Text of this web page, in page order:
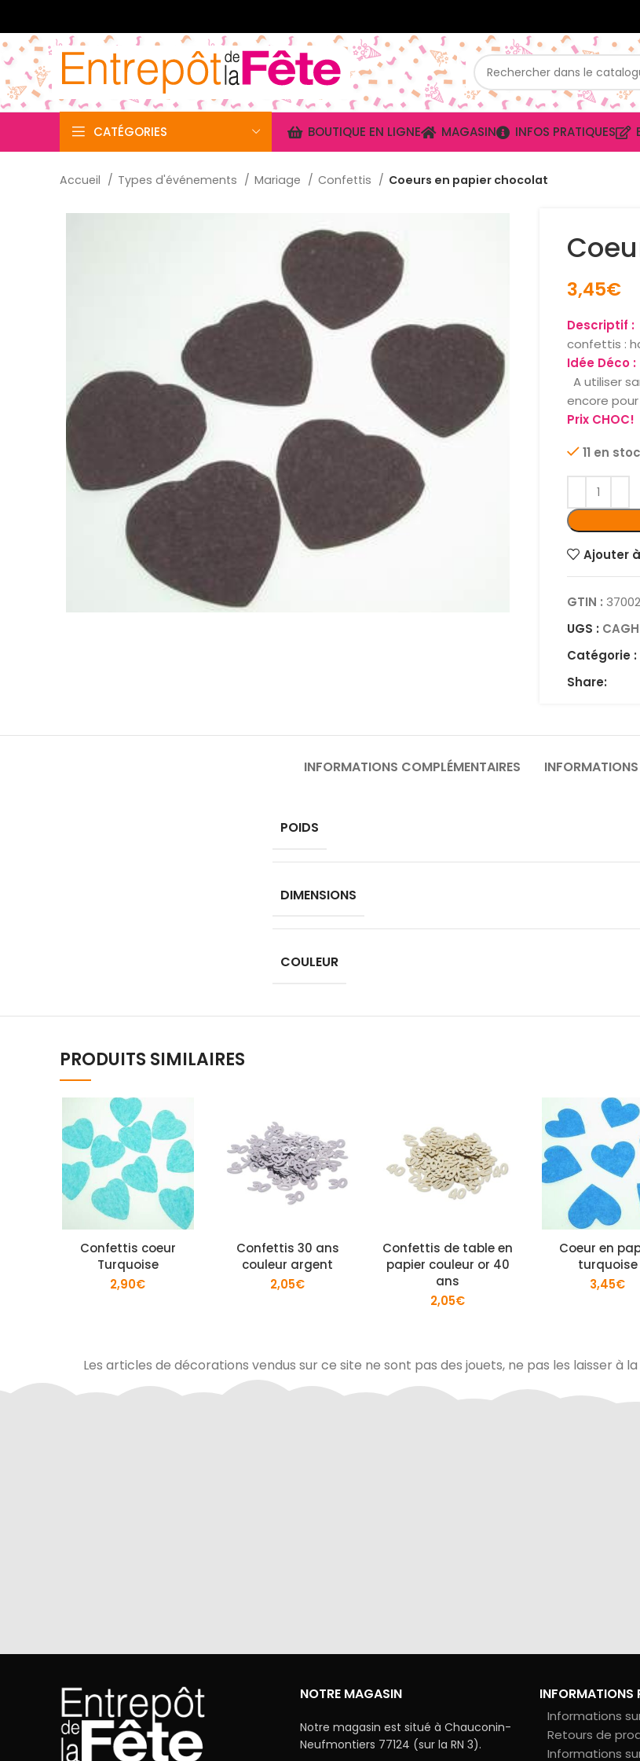
CATÉGORIES BOUTIQUE EN LIGNE MAGASIN INFOS PRATIQUES
Accueil Types d'événements Mariage Confettis Coeurs en papier chocolat
3,45€
Descriptif :
confettis :
Idée Déco :
A utiliser
encore
Prix CHOC!
11 en
Ajouter
GTIN :
UGS :
Catégorie :
Share:
INFORMATIONS COMPLÉMENTAIRES
POIDS
DIMENSIONS
COULEUR
PRODUITS SIMILAIRES
Confettis coeur
Turquoise
2,90€
Confettis 30 ans
couleur argent
2,05€
Confettis de table en
papier couleur or 40
ans
2,05€
Coeur en
turquoise
3,45€
Les articles de décorations vendus sur ce site ne sont pas des jouets, ne pas les laisser à
NOTRE MAGASIN
Notre magasin est situé à Chauconin-
Neufmontiers 77124 (sur la RN 3).
INFORMATIONS
Informations
Retours de
Informations